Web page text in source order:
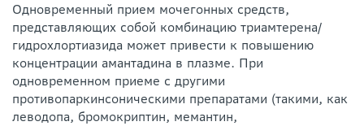
Одновременный прием мочегонных средств,
представляющих собой комбинацию триамтерена/
гидрохлортиазида может привести к повышению
концентрации амантадина в плазме. При
одновременном приеме с другими
противопаркинсоническими препаратами (такими, как
леводопа, бромокриптин, мемантин,